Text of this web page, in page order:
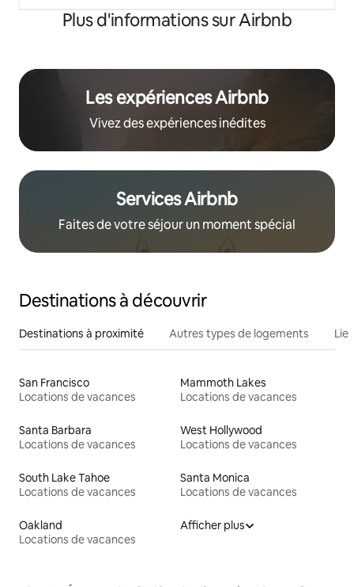
Plus d'informations sur Airbnb
Les expériences Airbnb
Vivez des expériences inédites
Services Airbnb
Faites de votre séjour un moment spécial
Destinations à découvrir
Destinations à proximité Autres types de logements
San Francisco
Locations de vacances
Mammoth Lakes
Locations de vacances
Santa Barbara
Locations de vacances
West Hollywood
Locations de vacances
South Lake Tahoe
Locations de vacances
Santa Monica
Locations de vacances
Oakland
Locations de vacances
Afficher plus